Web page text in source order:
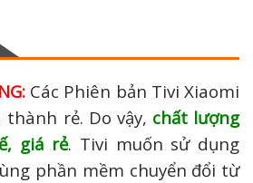
Các Phiên bản Tivi Xiaomi
rẻ. Do vậy, chất lượng
giá rẻ. Tivi muốn sử dụng
phần mềm chuyển đổi từ